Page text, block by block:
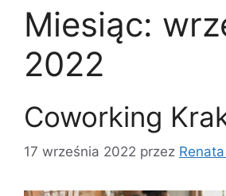
Miesiąc:
2022
Coworking
17 września 2022 przez